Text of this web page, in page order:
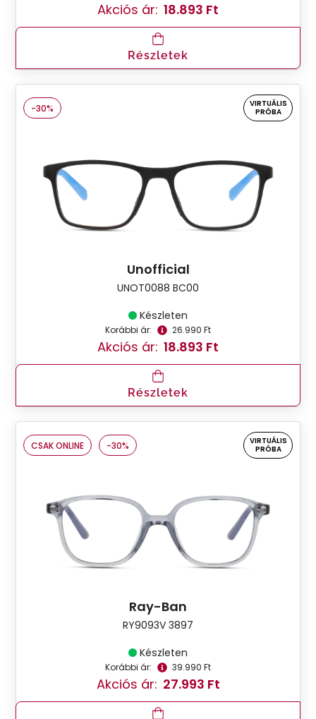
Akciós ár: 18.893 Ft
Részletek
-30%
VIRTUÁLIS
PRÓBA
Unofficial
UNOT0088 BC00
Készleten
Korábbi ár: 26.990 Ft
Akciós ár: 18.893 Ft
Részletek
CSAK ONLINE -30%
VIRTUÁLIS
PRÓBA
Ray-Ban
RY9093V 3897
Készleten
Korábbi ár: 39.990 Ft
Akciós ár: 27.993 Ft